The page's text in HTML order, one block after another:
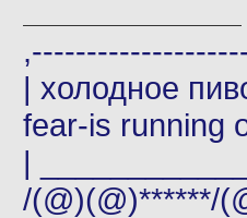
| холодное
fear-is running
|
/(@)(@)******/